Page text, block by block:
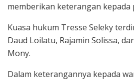
memberikan keterangan kepada
Kuasa hukum Tresse Seleky
Daud Loilatu, Rajamin Solissa,
Mony.
Dalam keterangannya kepada